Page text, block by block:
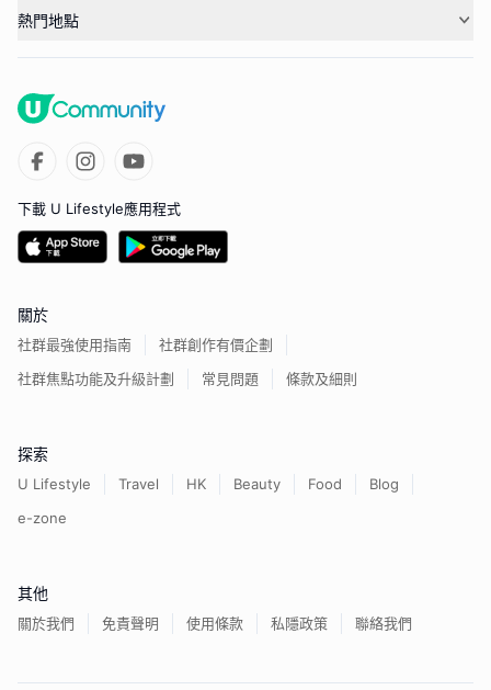
熱門地點
下載 U Lifestyle應用程式
關於
社群最強使用指南
社群創作有價企劃
社群焦點功能及升級計劃
常見問題 條款及細則
探索
U Lifestyle Travel HK Beauty Food
Blog
e-zone
其他
關於我們 免責聲明 使用條款 私隱政策 聯絡我們